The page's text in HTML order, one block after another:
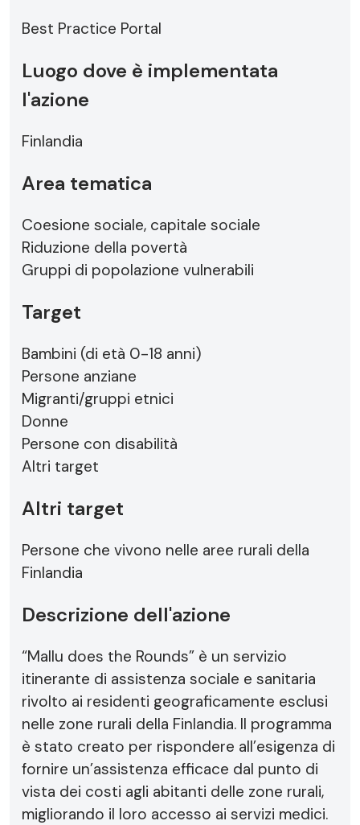
Best Practice Portal
Luogo dove è implementata
l'azione
Finlandia
Area tematica
Coesione sociale, capitale sociale
Riduzione della povertà
Gruppi di popolazione vulnerabili
Target
Bambini (di età 0-18 anni)
Persone anziane
Migranti/gruppi etnici
Donne
Persone con disabilità
Altri target
Altri target
Persone che vivono nelle aree rurali della
Finlandia
Descrizione dell'azione
“Mallu does the Rounds” è un servizio
itinerante di assistenza sociale e sanitaria
rivolto ai residenti geograficamente esclusi
nelle zone rurali della Finlandia. Il programma
è stato creato per rispondere all’esigenza di
fornire un’assistenza efficace dal punto di
vista dei costi agli abitanti delle zone rurali,
migliorando il loro accesso ai servizi medici.